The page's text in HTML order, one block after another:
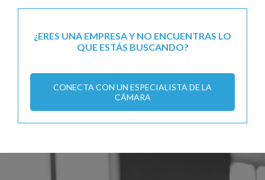
¿ERES UNA EMPRESA Y NO ENCUENTRAS LO
QUE ESTÁS BUSCANDO?
CONECTA CON UN ESPECIALISTA DE LA
CÁMARA